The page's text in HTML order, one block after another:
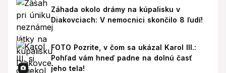
Záhada okolo drámy na kúpalisku v
Diakovciach: V nemocnici skončilo 8 ľudí!
FOTO Pozrite, v čom sa ukázal Karol III.:
Pohľad vám hneď padne na dolnú časť
jeho tela!